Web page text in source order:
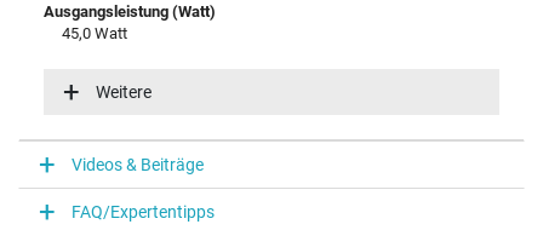
Ausgangsleistung (Watt)
45,0 Watt
100-240V / 50-60Hz
Notebook Stecker
Steckertyp / -form
Weitere
Videos & Beiträge
FAQ/Expertentipps